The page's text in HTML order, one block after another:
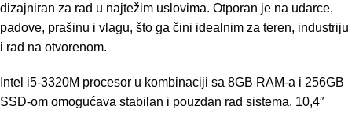
dizajniran za rad u najtežim uslovima. Otporan je na udarce,
padove, prašinu i vlagu, što ga čini idealnim za teren, industriju
i rad na otvorenom.
Intel i5-3320M procesor u kombinaciji sa 8GB RAM-a i 256GB
SSD-om omogućava stabilan i pouzdan rad sistema. 10,4″